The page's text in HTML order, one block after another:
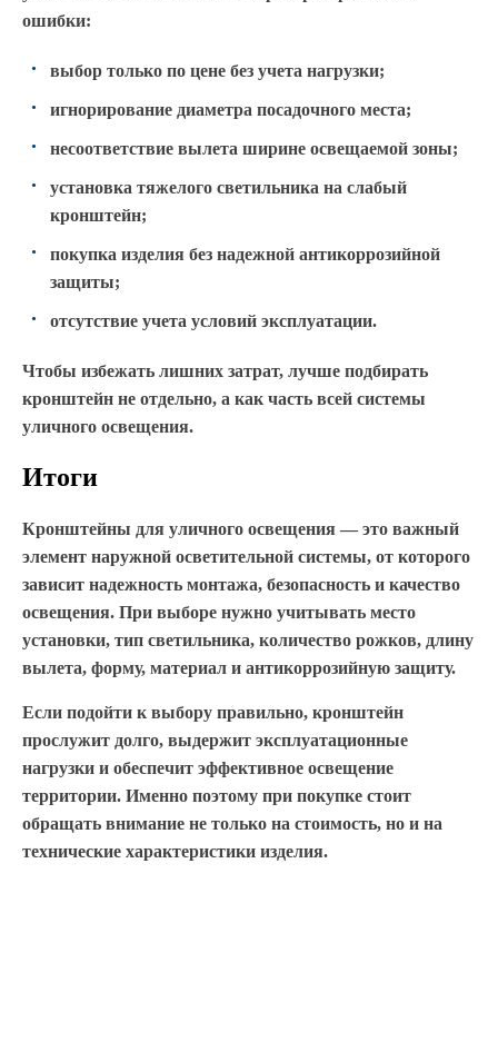
ошибки:
выбор только по цене без учета нагрузки;
игнорирование диаметра посадочного места;
несоответствие вылета ширине освещаемой зоны;
установка тяжелого светильника на слабый
кронштейн;
покупка изделия без надежной антикоррозийной
защиты;
отсутствие учета условий эксплуатации.
Чтобы избежать лишних затрат, лучше подбирать
кронштейн не отдельно, а как часть всей системы
уличного освещения.
Итоги
Кронштейны для уличного освещения — это важный
элемент наружной осветительной системы, от которого
зависит надежность монтажа, безопасность и качество
освещения. При выборе нужно учитывать место
установки, тип светильника, количество рожков, длину
вылета, форму, материал и антикоррозийную защиту.
Если подойти к выбору правильно, кронштейн
прослужит долго, выдержит эксплуатационные
нагрузки и обеспечит эффективное освещение
территории. Именно поэтому при покупке стоит
обращать внимание не только на стоимость, но и на
технические характеристики изделия.